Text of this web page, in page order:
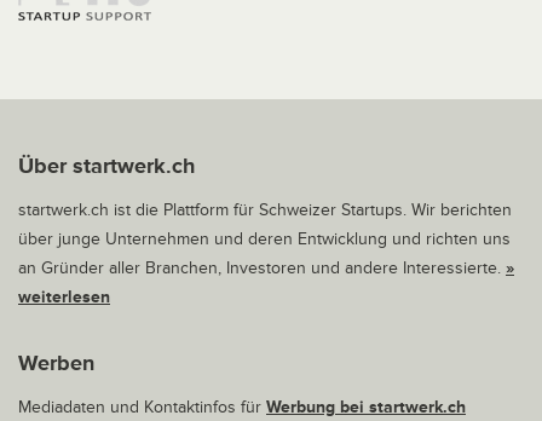
Über startwerk.ch
startwerk.ch ist die Plattform für Schweizer Startups. Wir berichten
über junge Unternehmen und deren Entwicklung und richten uns
an Gründer aller Branchen, Investoren und andere Interessierte. »
weiterlesen
Werben
Mediadaten und Kontaktinfos für Werbung bei startwerk.ch